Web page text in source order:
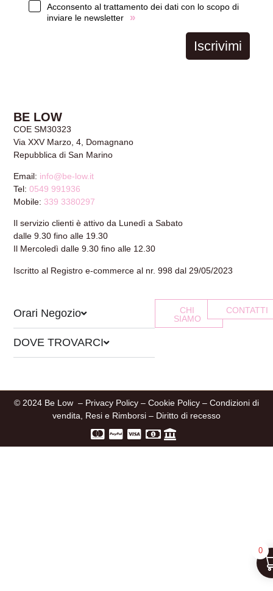
Acconsento al trattamento dei dati con lo scopo di
inviare le newsletter
»
Iscrivimi
BE LOW
COE SM30323
Via XXV Marzo, 4, Domagnano
Repubblica di San Marino
Email: info@be-low.it
Tel:0549 991936
Mobile: 339 3380297
Il servizio clienti è attivo da Lunedì a Sabato
dalle 9.30 fino alle 19.30
Il Mercoledì dalle 9.30 fino alle 12.30
Iscritto al Registro e-commerce al nr. 998 dal 29/05/2023
Orari Negozio
DOVE TROVARCI
CHI
SIAMO
CONTATTI
© 2024 Be Low – Privacy Policy – Cookie Policy – Condizioni di
vendita, Resi e Rimborsi – Diritto di recesso
0